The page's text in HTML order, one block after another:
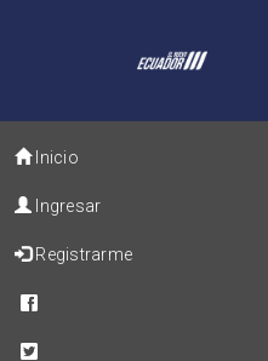
Inicio
Ingresar
Registrarme